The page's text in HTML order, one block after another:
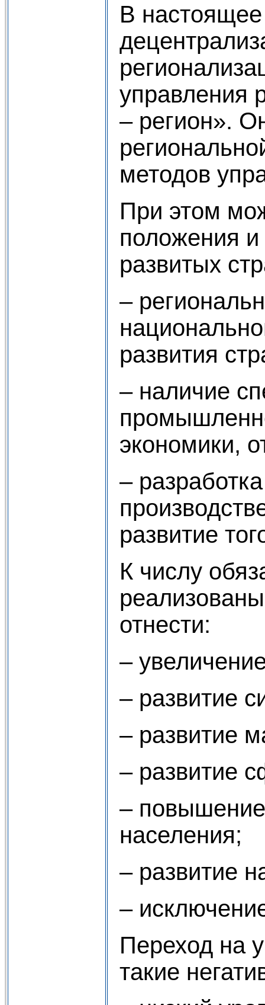
В
управления
– регион».
методов
При этом
положения и
развитых
–
развития
– наличие
экономики,
–
развитие
К числу
отнести:
–
– развитие
– развитие
– развитие
– повышение
населения;
– развитие
–
Переход на
такие